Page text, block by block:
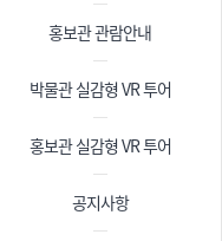
홍보관 관람안내
박물관 실감형 VR 투어
홍보관 실감형 VR 투어
공지사항